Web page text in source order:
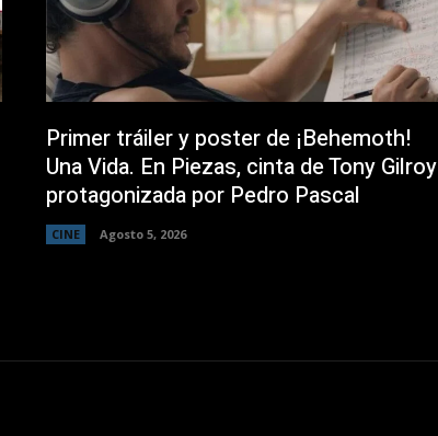
Primer tráiler y poster de ¡Behemoth!
Una Vida. En Piezas, cinta de Tony Gilroy
protagonizada por Pedro Pascal
CINE Agosto 5, 2026